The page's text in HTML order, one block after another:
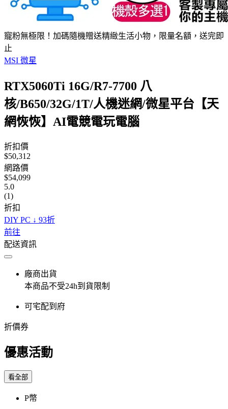
寵粉無極限！加碼隨機贈送精緻生活小物，限量名額，送完即
止
MSI 微星
RTX5060Ti 16G/R7-7700 八
核/B650/32G/1T/人機迷網/微星平台【天
網恢恢】AI電競電玩電腦
折扣價
$50,312
網路價
$54,099
5.0
(1)
折扣
DIY PC ↓ 93折
前往
配送資訊
廠商出貨
本商品不受24h到貨限制
可宅配到府
折價券
優惠活動
看全部
P幣